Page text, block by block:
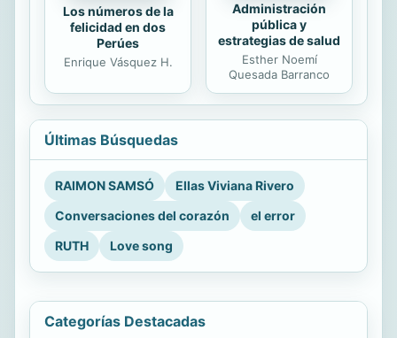
Los números de la
felicidad en dos
Perúes
Enrique Vásquez H.
Administración
pública y
estrategias de salud
Esther Noemí
Quesada Barranco
Últimas Búsquedas
RAIMON SAMSÓ
Ellas Viviana Rivero
Conversaciones del corazón
el error
RUTH
Love song
Categorías Destacadas